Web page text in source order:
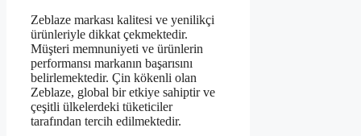
Zeblaze markası kalitesi ve yenilikçi
ürünleriyle dikkat çekmektedir.
Müşteri memnuniyeti ve ürünlerin
performansı markanın başarısını
belirlemektedir. Çin kökenli olan
Zeblaze, global bir etkiye sahiptir ve
çeşitli ülkelerdeki tüketiciler
tarafından tercih edilmektedir.